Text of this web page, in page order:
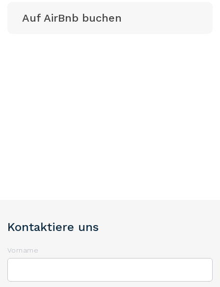
Auf AirBnb buchen
Kontaktiere uns
Vorname